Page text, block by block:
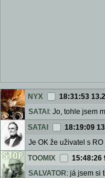
NYX 18:31:53
SATAI : Jo, tohle jsem
SATAI
18:19:09
Je OK že uživatel s
TOOMIX
15:48:26
SALVATOR: já jsem si